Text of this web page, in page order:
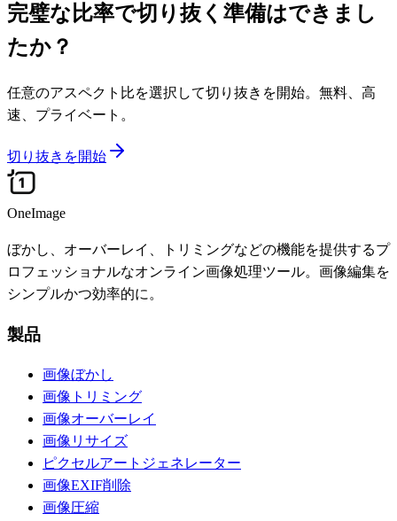
完璧な比率で切り抜く準備はできまし
たか？
任意のアスペクト比を選択して切り抜きを開始。無料、高
速、プライベート。
切り抜きを開始
OneImage
ぼかし、オーバーレイ、トリミングなどの機能を提供するプ
ロフェッショナルなオンライン画像処理ツール。画像編集を
シンプルかつ効率的に。
製品
画像ぼかし
画像トリミング
画像オーバーレイ
画像リサイズ
ピクセルアートジェネレーター
画像EXIF削除
画像圧縮